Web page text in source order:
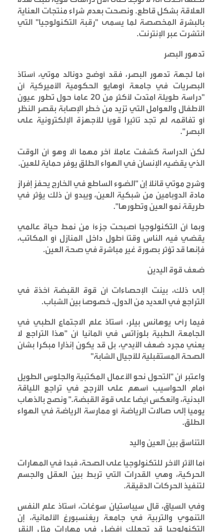
العلاقة بشكل قاطع. ونصحت بعدم شراء منتجات العناية
بالبشرة المخصصة لما يسمى "رقبة التكنولوجيا" التي
انتشرت عبر الإنترنت.
تدهور البصر
أما لجهة تدهور البصر، فقد أوضح دونالد موتي، أستاذ
البصريات في جامعة أوهايو الحكومية الأميركية أن
"دراسة طويلة امتدت لأكثر من 20 عامًا حول تطور عيون
الأطفال والعوامل التي تزيد من خطر الإصابة بقصر النظر
أو تفاقمه لم تجد تأثيرا قوياً للأجهزة الإلكترونية على
البصر".
لكن الدراسة كشفت عاملًا آخر مهما ألا وهو أن الوقت
الذي يقضيه الإنسان في الهواء الطلق يوفر حماية للعين.
وشرح موتي قائلاً إن "الضوء الساطع في الخارج يحفز إفراز
مادة الدوبامين من شبكية العين، ويبدو أن ذلك يؤثر في
طريقة نمو العين وتطورها".
وبما أن التكنولوجيا أصبحت جزءًا من نمط حياة عالمي
يقضي فيه الناس وقتًا أطول داخل المنازل أو المكاتب،
فإنها قد تؤثر بصورة غير مباشرة في صحة العين.
ضعف قوة اليدين
إلى ذلك، بينت الإحصاءات أن قوة القبضة آخذة في
التراجع في العديد من الدول، خصوصًا بين الشباب.
فيما رأى يوهانس بيلر، أستاذ علم الاجتماع الطبي في
الجامعة الطبية بلوزاتس في ألمانيا أن "هذا التراجع لا
يعني مجرد ضعف الأيدي، بل قد يكون إنذارا مبكرا بشأن
الصحة المستقبلية للأجيال الشابة"
واعتبر أن "التحول نحو الأعمال المكتبية والجلوس الطويل
أمام الحواسيب أسهم على الأرجح في تراجع اللياقة
البدنية، وانعكس أيضا على قوة القبضة." ونصح بالذهاب
يومياً إلى صالات الرياضة أو ممارسة الرياضة في الهواء
الطلق.
التناسق بين العين واليد
أما الأثر الآخر للتكنولوجيا على الصحة، فبدا في المهارات
الحركية، وهي القدرات التي تربط بين العقل والجسم
لتنفيذ الحركات الدقيقة.
وفي السياق، قال سيباستيان سوغات، أستاذ علم النفس
التنموي والتربية في جامعة ريغنسبورغ الألمانية، إن
التكنولوجيا قد تجعلك أفضل في مهارات مثل النقر